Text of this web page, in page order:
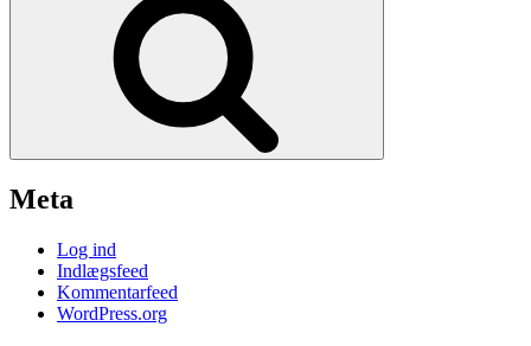
Meta
Log ind
Indlægsfeed
Kommentarfeed
WordPress.org